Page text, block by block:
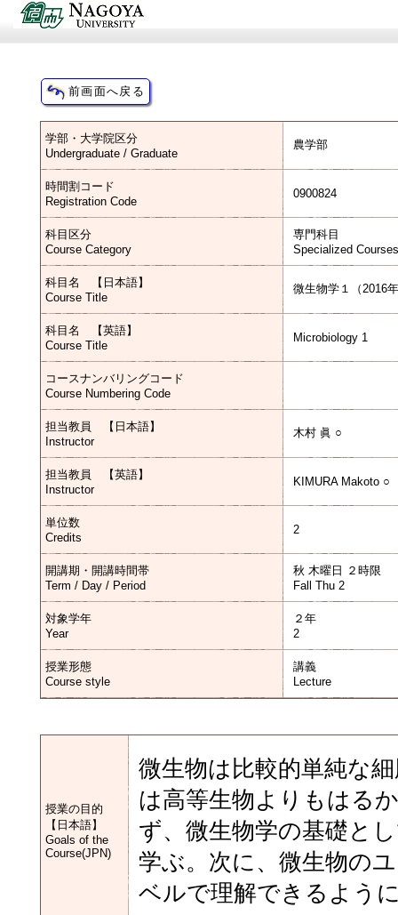
学部・大学院区分
Undergraduate / Graduate
農学部
時間割コード
Registration Code
0900824
科目区分
Course Category
専門科目
Specialized Courses
科目名 【日本語】
Course Title
微生物学１（2016
科目名 【英語】
Course Title
Microbiology 1
コースナンバリングコード
Course Numbering Code
担当教員 【日本語】
Instructor
木村 眞 ○
担当教員 【英語】
Instructor
KIMURA Makoto ○
単位数
Credits
2
開講期・開講時間帯
Term / Day / Period
秋 木曜日 ２時限
Fall Thu 2
対象学年
Year
２年
2
授業形態
Course style
講義
Lecture
授業の目的
【日本語】
Goals of the
Course(JPN)
微生物は比較的単純な
は高等生物よりもはる
ず、微生物学の基礎と
学ぶ。次に、微生物の
ベルで理解できるよう